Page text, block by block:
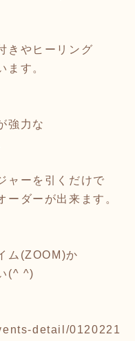
きやヒーリング
ます。
強力な
ャーを引くだけで
ーダーが出来ます。
ム(ZOOM)か
(^ ^)
detail/0120221